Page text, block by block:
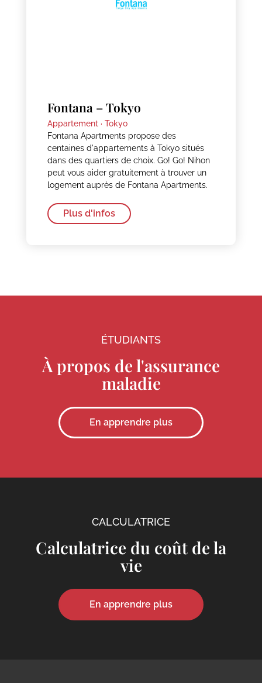
Fontana – Tokyo
Appartement · Tokyo
Fontana Apartments propose des
centaines d'appartements à Tokyo situés
dans des quartiers de choix. Go! Go! Nihon
peut vous aider gratuitement à trouver un
logement auprès de Fontana Apartments.
Plus d'infos
ÉTUDIANTS
À propos de l'assurance
maladie
En apprendre plus
CALCULATRICE
Calculatrice du coût de la
vie
En apprendre plus